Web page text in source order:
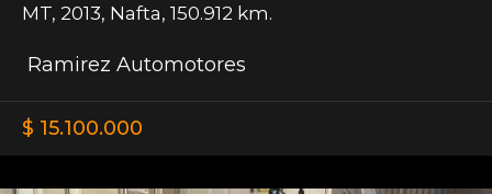
MT, 2013, Nafta, 150.912 km.
Ramirez Automotores
$ 15.100.000